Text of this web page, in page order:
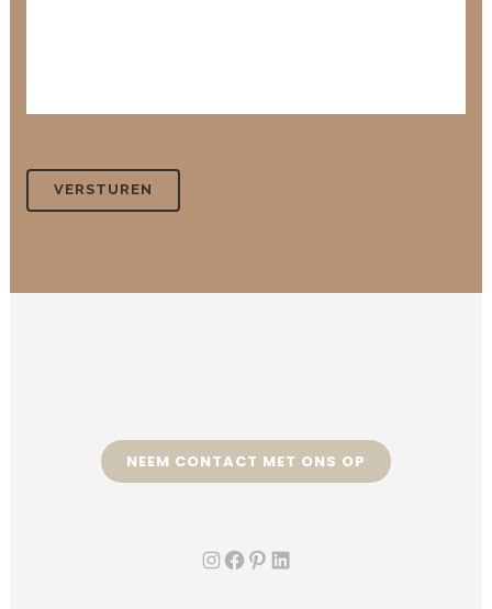
NEEM CONTACT MET ONS OP
Instagram
Facebook
Pinterest
LinkedIn